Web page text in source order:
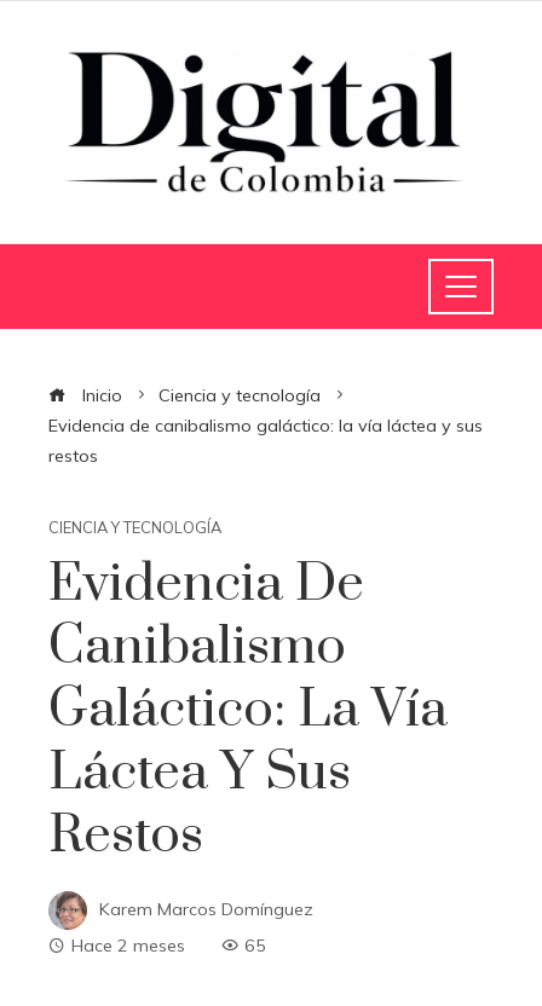
Inicio
Ciencia y tecnología
Evidencia de canibalismo galáctico: la vía láctea y sus
restos
CIENCIA Y TECNOLOGÍA
Evidencia De
Canibalismo
Galáctico: La Vía
Láctea Y Sus
Restos
Karem Marcos Domínguez
Hace 2 meses
65